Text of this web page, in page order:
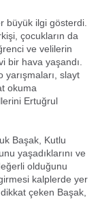
büyük ilgi gösterdi.
çocukların da
ve velilerin
bir hava yaşandı.
slayt
okuma
Ertuğrul
Başak, Kutlu
yaşadıklarını ve
olduğunu
kalplerde yer
çeken Başak,